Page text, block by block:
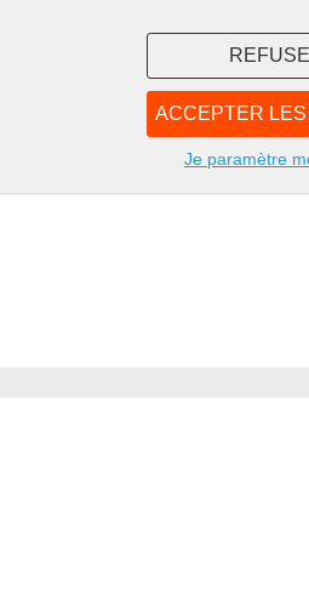
ACCEPTER
Je paramètre
NOUS